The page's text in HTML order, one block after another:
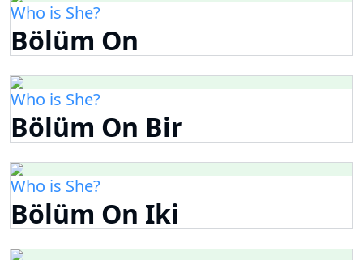
Who is She?
Bölüm On
Who is She?
Bölüm On Bir
Who is She?
Bölüm On Iki